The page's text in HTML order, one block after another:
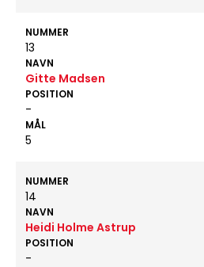
NUMMER
13
NAVN
Gitte Madsen
POSITION
-
MÅL
5
NUMMER
14
NAVN
Heidi Holme Astrup
POSITION
-